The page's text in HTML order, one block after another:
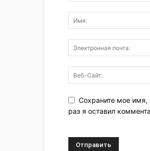
Сохраните мое имя,
раз я оставил